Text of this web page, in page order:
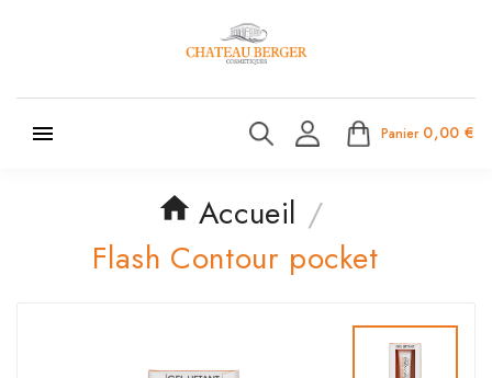
 Panier 0,00 €
Accueil
Flash Contour pocket